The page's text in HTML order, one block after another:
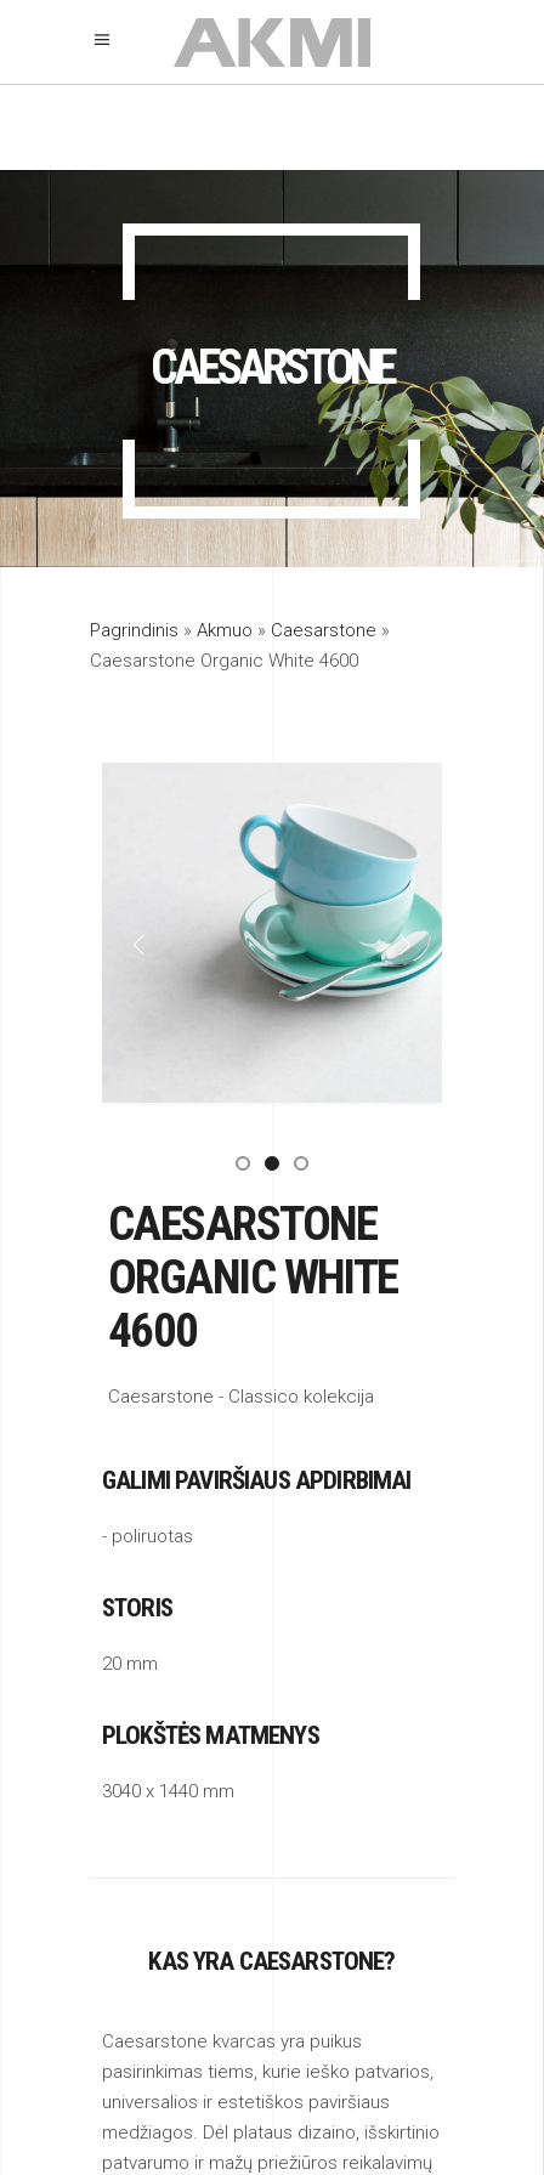
CAESARSTONE
895
325
895
Pagrindinis » Akmuo » Caesarstone »
Caesarstone Organic White 4600
CAESARSTONE
ORGANIC WHITE
4600
Caesarstone - Classico kolekcija
GALIMI PAVIRŠIAUS APDIRBIMAI
- poliruotas
STORIS
20 mm
PLOKŠTĖS MATMENYS
3040 x 1440 mm
KAS YRA CAESARSTONE?
Caesarstone kvarcas yra puikus
pasirinkimas tiems, kurie ieško patvarios,
universalios ir estetiškos paviršiaus
medžiagos. Dėl plataus dizaino, išskirtinio
patvarumo ir mažų priežiūros reikalavimų